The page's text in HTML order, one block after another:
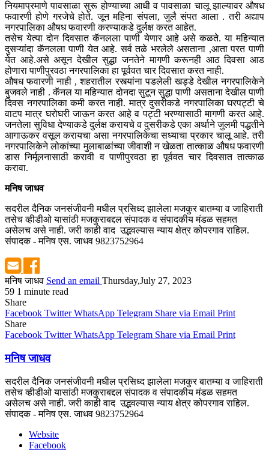
नियमाप्रमाणे पावसाळा सुरू होण्याच्या आधी व पावसाळा चालू झाल्यावर औषध
फवारणी होणे गरजेचे होते. जून महिना संपला, जुलै संपत आला . तरी अद्याप
नगरपालिका औषध फवारणी करण्याकडे दुर्लक्ष करत आहेत.
तसेच येत्या दोन दिवसात कॅनलला पाणी येणार आहे असे कळते. या महिन्यात
दुसऱ्यांदा कॅनलला पाणी येत आहे. सर्व तळे भरलेले असताना ,आता परत पाणी
येत आहे.असे असून देखील सुद्धा जनतेने मागणी करूनही आठ दिवसा आड
होणारा पाणीपुरवठा नगरपालिका हा पूर्ववत चार दिवसात करत नाही.
औषध फवारणी नाही , शहरातील रस्त्यांना पडलेली खड्डे देखील नगरपालिकेने
बुजवले नाही . कॅनल या महिन्यात दोनदा सुटून सुद्धा पाणी असताना देखील पाणी
दिवस नगरपालिका कमी करत नाही. मात्र दुसरीकडे नगरपालिका घरपट्टी चे
वाटप मात्र घरोघरी जाऊन करत आहे व पट्टी भरण्यासाठी मागणी करत आहे.
जनतेला सुविधा देण्याकडे दुर्लक्ष करायचे व दुसरीकडे एका अर्थाने जुलमी पद्धतीने
आगाऊकर वसूल करायचा असा नगरपालिकेचा सध्याचा प्रकार चालू आहे. तरी
नगरपालिकेने लोकांच्या मुलाबाळांच्या जीवाशी न खेळता तात्काळ औषध फवारणी
डास निर्मूलनासाठी करावी व पाणीपुरवठा हा पूर्ववत चार दिवसात तात्काळ
करावा.
मनिष जाधव
सदरील दैनिक जनसंजीवनी मधील प्रसिध्द झालेला मजकुर बातम्या व जाहिराती
तसेच व्हीडीओ यासांठी मजकुराबद्दल संपादक व संपादकीय मंडळ सहमत
असेलच असे नाही. जरी काही वाद उद्भवल्यास न्याय क्षेत्र कोपरगाव राहिल.
संपादक - मनिष एस. जाधव 9823752964
मनिष जाधव Send an email Thursday,July 27, 2023
59 1 minute read
Share
Facebook Twitter WhatsApp Telegram Share via Email Print
Share
Facebook Twitter WhatsApp Telegram Share via Email Print
मनिष जाधव
सदरील दैनिक जनसंजीवनी मधील प्रसिध्द झालेला मजकुर बातम्या व जाहिराती
तसेच व्हीडीओ यासांठी मजकुराबद्दल संपादक व संपादकीय मंडळ सहमत
असेलच असे नाही. जरी काही वाद उद्भवल्यास न्याय क्षेत्र कोपरगाव राहिल.
संपादक - मनिष एस. जाधव 9823752964
Website
Facebook